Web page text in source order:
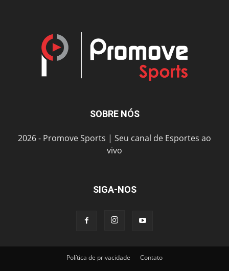
SOBRE NÓS
2026 - Promove Sports | Seu canal de Esportes ao
vivo
SIGA-NOS
Política de privacidade Contato